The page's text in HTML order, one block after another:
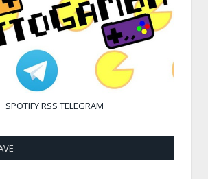
SPOTIFYRSS TELEGRAM